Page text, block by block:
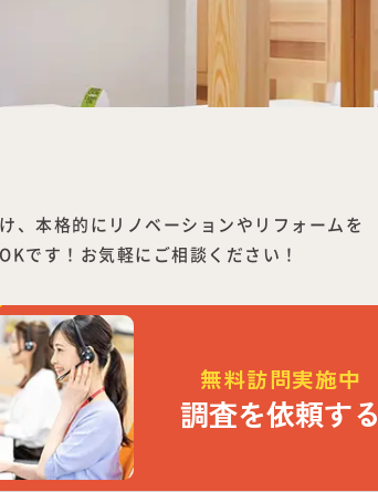
、本格的にリノベーションやリフォームを
です！お気軽にご相談ください！
無料訪問実施中
調査を依頼する